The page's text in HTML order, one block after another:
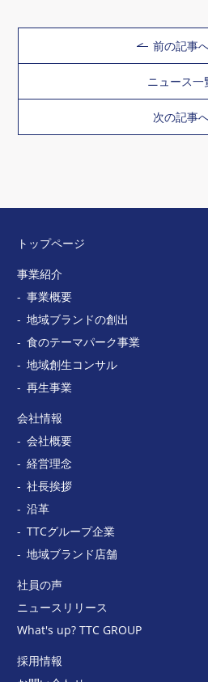
前の記事
ニュース一
次の記事
トップページ
事業紹介
事業概要
地域ブランドの創出
食のテーマパーク事業
地域創生コンサル
再生事業
会社情報
会社概要
経営理念
社長挨拶
沿革
TTCグループ企業
地域ブランド店舗
社員の声
ニュースリリース
What's up? TTC GROUP
採用情報